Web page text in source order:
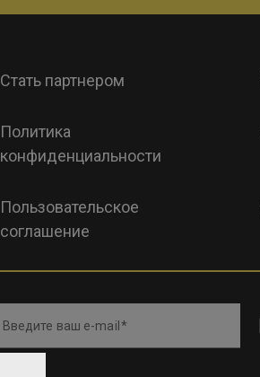
Стать партнером
Политика
конфиденциальности
Пользовательское
соглашение
Введите ваш e-mail